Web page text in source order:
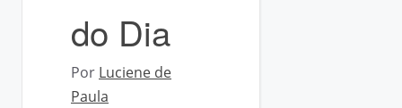
do Dia
Por Luciene de
Paula